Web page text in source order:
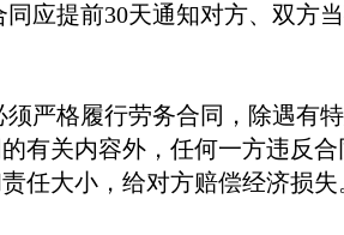
同应提前30天通知对方、双方
须严格履行劳务合同，除遇有
有关内容外，任何一方违反
任大小，给对方赔偿经济损